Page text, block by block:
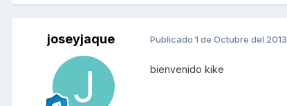
joseyjaque Publicado 1 de Octubre del 2013
bienvenido kike